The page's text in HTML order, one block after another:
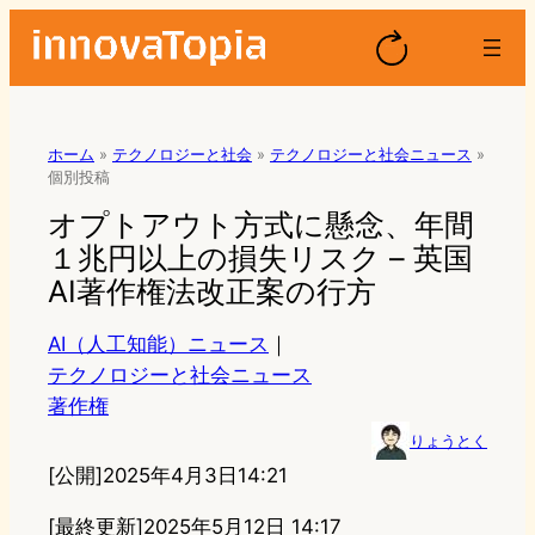
ホーム » テクノロジーと社会 » テクノロジーと社会ニュース »
個別投稿
オプトアウト方式に懸念、年間
１兆円以上の損失リスク – 英国
AI著作権法改正案の行方
AI（人工知能）ニュース ｜
テクノロジーと社会ニュース
著作権
りょうとく
[公開]2025年4月3日14:21
[最終更新]2025年5月12日 14:17